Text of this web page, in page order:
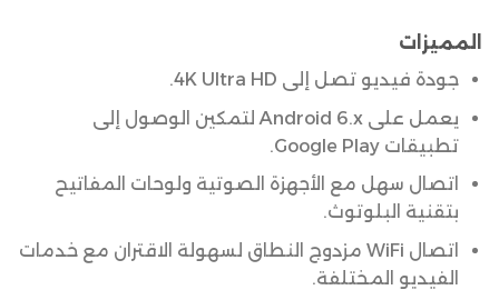
المميزات
جودة فيديو تصل إلى 4K Ultra HD.
يعمل على Android 6.x لتمكين الوصول إلى
تطبيقات Google Play.
اتصال سهل مع الأجهزة الصوتية ولوحات المفاتيح
بتقنية البلوتوث.
اتصال WiFi مزدوج النطاق لسهولة الاقتران مع خدمات
الفيديو المختلفة.